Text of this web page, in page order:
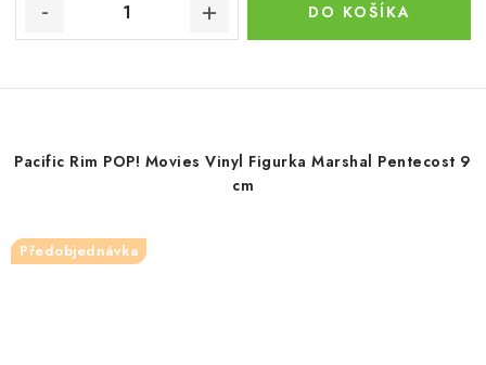
DO KOŠÍKA
Pacific Rim POP! Movies Vinyl Figurka Marshal Pentecost 9
cm
Předobjednávka